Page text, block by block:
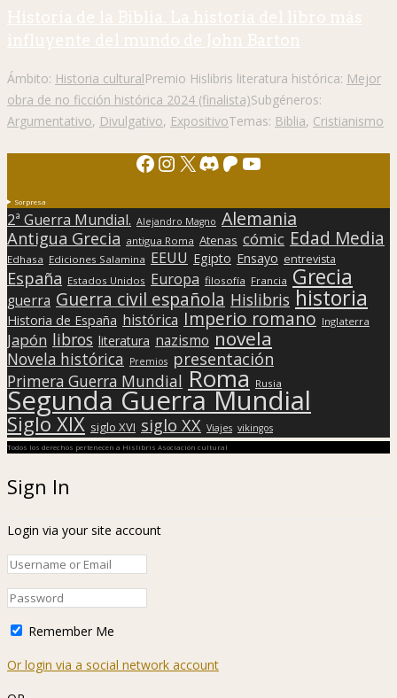
Historia de la Biblia. La historia del libro más
influyente del mundo de John Barton
Ámbito: Historia culturalPremio Hislibris literatura histórica: Mejor
obra de no ficción histórica 2024 (finalista)Subgéneros:
Argumentativo, Divulgativo, ExpositivoTemas: Biblia, Cristianismo
Facebook
Instagram
X Discord
Patreon
YouTube
Sorpresa
2ª Guerra Mundial. Alejandro Magno Alemania
Antigua Grecia antigua Roma Atenas cómic Edad Media
Edhasa Ediciones Salamina EEUU Egipto Ensayo entrevista
España Estados Unidos Europa filosofía Francia Grecia
guerra Guerra civil española Hislibris historia
Historia de España histórica Imperio romano Inglaterra
Japón libros literatura nazismo novela
Novela histórica Premios presentación
Primera Guerra Mundial Roma Rusia
Segunda Guerra Mundial
Siglo XIX siglo XVI siglo XX Viajes vikingos
Todos los derechos pertenecen a Hislibris Asociación cultural
Sign In
Login via your site account
Remember Me
Or login via a social network account